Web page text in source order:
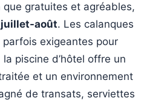
gratuites et agréables,
août. Les calanques
exigeantes pour
la piscine d’hôtel offre un
et un environnement
de transats, serviettes